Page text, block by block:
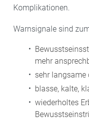
Komplikationen.
Warnsignale sind
mehr
sehr langsame
blasse, kalte,
wiederholtes